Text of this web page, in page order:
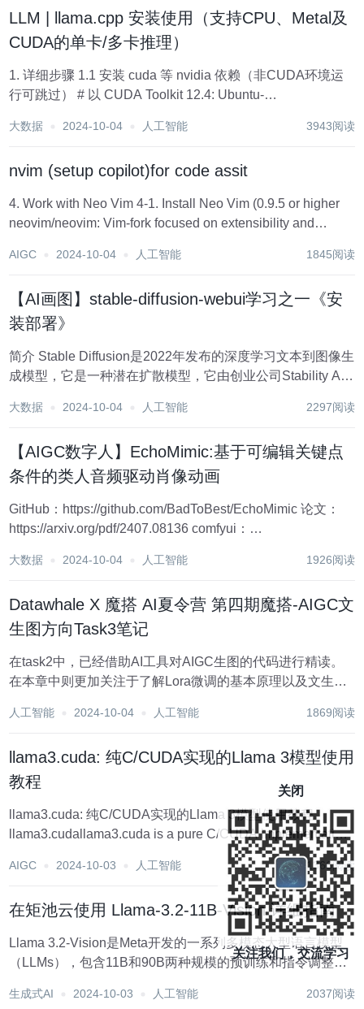
LLM | llama.cpp 安装使用（支持CPU、Metal及
CUDA的单卡/多卡推理）
1. 详细步骤 1.1 安装 cuda 等 nvidia 依赖（非CUDA环境运
行可跳过） # 以 CUDA Toolkit 12.4: Ubuntu-
http...
大数据 2024-10-04 人工智能 3943阅读
nvim (setup copilot)for code assit
4. Work with Neo Vim 4-1. Install Neo Vim (0.9.5 or higher
neovim/neovim: Vim-fork focused on extensibility and
AIGC 2024-10-04 人工智能 1845阅读
【AI画图】stable-diffusion-webui学习之一《安
装部署》
简介 Stable Diffusion是2022年发布的深度学习文本到图像生
成模型，它是一种潜在扩散模型，它由创业公司Stability AI
码和模型都已经开源，在Github上由AUTOMATIC...
大数据 2024-10-04 人工智能 2297阅读
【AIGC数字人】EchoMimic:基于可编辑关键点
条件的类人音频驱动肖像动画
GitHub：https://github.com/BadToBest/EchoMimic 论文：
https://arxiv.org/pdf/2407.08136 comfyui：
大数据 2024-10-04 人工智能 1926阅读
Datawhale X 魔搭 AI夏令营 第四期魔搭-AIGC文
生图方向Task3笔记
在task2中，已经借助AI工具对AIGC生图的代码进行精读。
在本章中则更加关注于了解Lora微调的基本原理以及文生图
X 魔搭 AI夏令营 第四期魔搭-AIGC文生图方向Task...
人工智能 2024-10-04 人工智能 1869阅读
llama3.cuda: 纯C/CUDA实现的Llama 3模型使用
教程
llama3.cuda: 纯C/CUDA实现的Llama 3模型使用教程
llama3.cudallama3.cuda is a pure C/CUDA implementation
AIGC 2024-10-03 人工智能 1366阅读
在矩池云使用 Llama-3.2-11B-Vision 详细指南
Llama 3.2-Vision是Meta开发的一系列多模态大型语言模型
（LLMs），包含11B和90B两种规模的预训练和指令调整模
和回答有关图像的一般问题。Llama 3.2-Vision模型在常见...
生成式AI 2024-10-03 人工智能 2037阅读
关闭
关注我们，交流学习